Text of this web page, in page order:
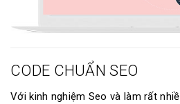
CODE CHUẨN SEO
Với kinh nghiệm Seo và làm rất